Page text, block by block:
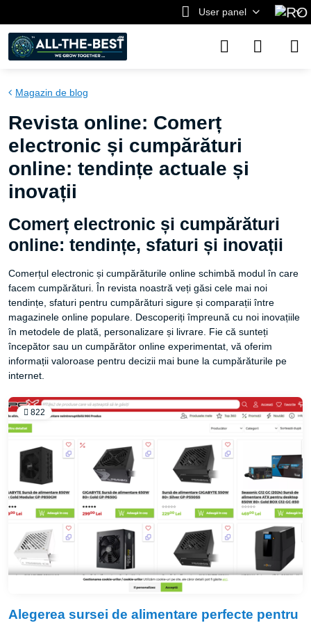
User panel
Magazin de blog
Revista online: Comerț
electronic și cumpărături
online: tendințe actuale și
inovații
Comerț electronic și cumpărături
online: tendințe, sfaturi și inovații
Comerțul electronic și cumpărăturile online schimbă modul în care
facem cumpărături. În revista noastră veți găsi cele mai noi
tendințe, sfaturi pentru cumpărături sigure și comparații între
magazinele online populare. Descoperiți împreună cu noi inovațiile
în metodele de plată, personalizare și livrare. Fie că sunteți
începător sau un cumpărător online experimentat, vă oferim
informații valoroase pentru decizii mai bune la cumpărăturile pe
internet.
822
Alegerea sursei de alimentare perfecte pentru